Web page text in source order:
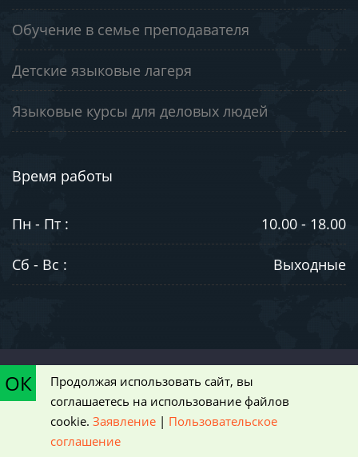
Обучение в семье преподавателя
Детские языковые лагеря
Языковые курсы для деловых людей
Время работы
Пн - Пт : 10.00 - 18.00
Сб - Вс : Выходные
ознакомительный характер и не является публичной офертой,
определяемой положениями статьи 437 Гражданского кодекса РФ
|
Пользовательское соглашение
ОК
Продолжая использовать сайт, вы
соглашаетесь на использование файлов
cookie. Заявление | Пользовательское
соглашение